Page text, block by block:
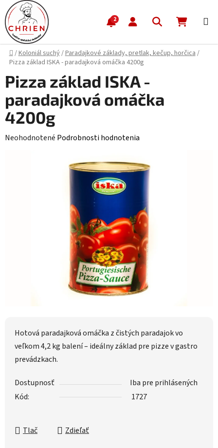
Prejsť na obsah
2 Hľadať
Domov
/Koloniál suchý/Paradajkové základy, pretlak, kečup, horčica/
Pizza základ ISKA - paradajková omáčka 4200g
Hotová paradajková omáčka z čistých paradajok vo
veľkom 4,2 kg balení – ideálny základ pre pizze v gastro
prevádzkach.
Dostupnosť
Iba pre prihlásených
Kód:
1727
Tlač Zdieľať
Pizza základ ISKA -
paradajková omáčka
4200g
Priemerné hodnotenie produktu je 0,0 z 5 hviezdičiek.
Neohodnotené Podrobnosti hodnotenia